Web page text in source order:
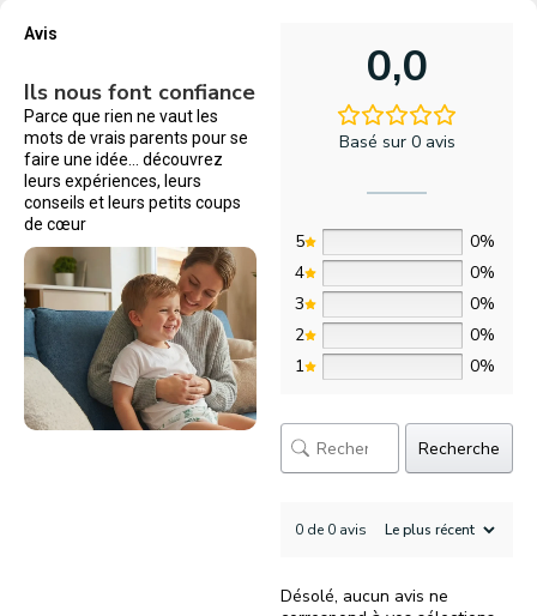
Avis
Ils nous font confiance
Parce que rien ne vaut les
mots de vrais parents pour se
faire une idée… découvrez
leurs expériences, leurs
conseils et leurs petits coups
de cœur
0,0
Basé sur 0 avis
5
0%
4
0%
3
0%
2
0%
1
0%
Recherche
0 de 0 avis
Désolé, aucun avis ne